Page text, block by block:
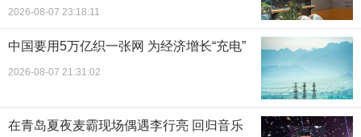
2026-08-07 23:18:11
中国要用5万亿织一张网 为经济增长“充电”
2026-08-07 21:31:02
在青岛夏夜麦霸现场偶遇李行亮 回归音乐